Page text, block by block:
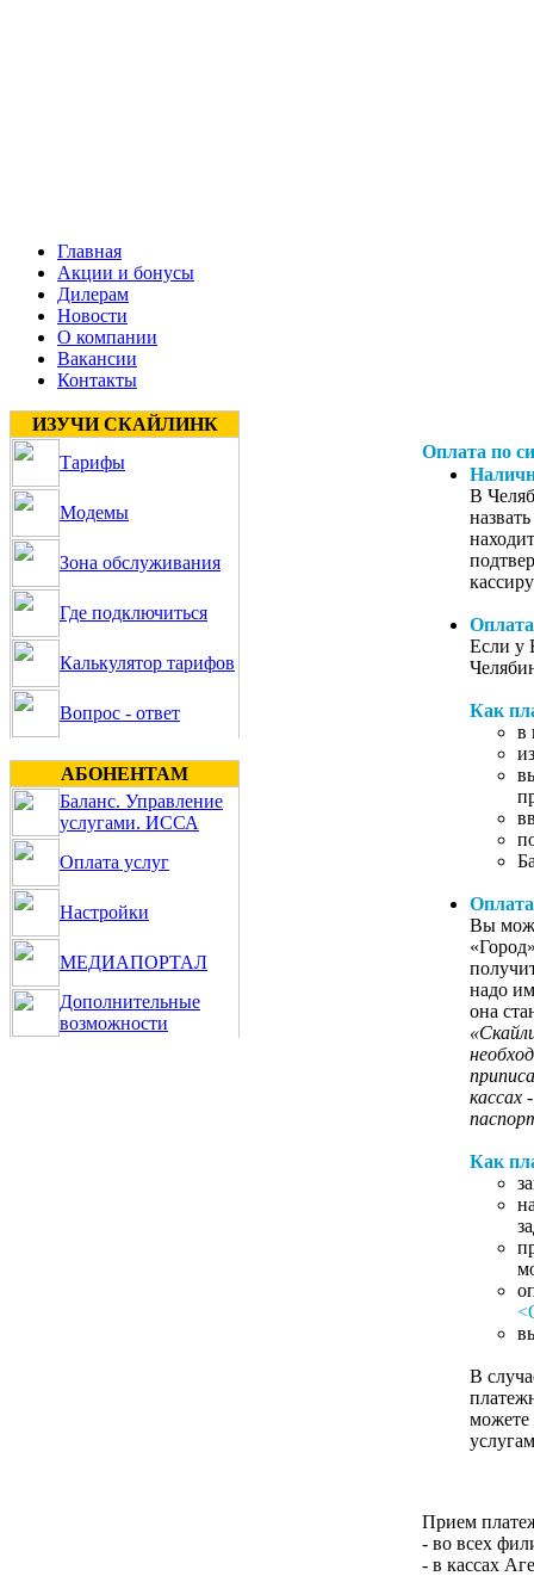
Главная
Акции и бонусы
Дилерам
Новости
О компании
Вакансии
Контакты
ИЗУЧИ СКАЙЛИНК
Тарифы
Модемы
Зона обслуживания
Где подключиться
Калькулятор тарифов
Вопрос - ответ
АБОНЕНТАМ
Баланс. Управление
услугами. ИССА
Оплата услуг
Настройки
МЕДИАПОРТАЛ
Дополнительные
возможности
Оплата по
В
Если у
Как
в
Вы
надо
она
кассах
Как
В
Прием
- во всех
- в кассах